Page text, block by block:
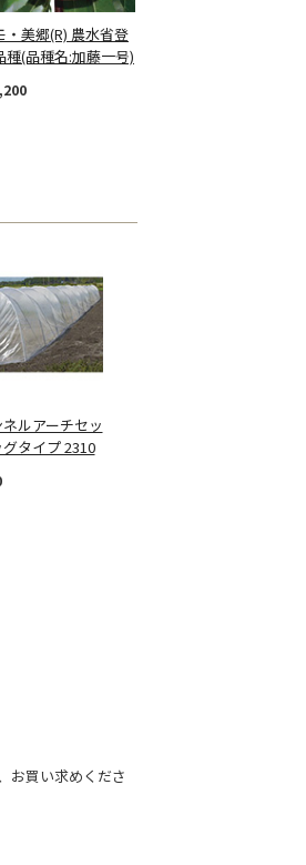
・美郷(R) 農水省登
種(品種名:加藤一号)
ルアーチセッ
タイプ 2310
お買い求めくださ